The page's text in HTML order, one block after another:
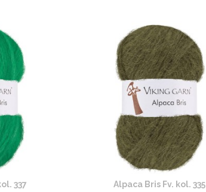
337 Alpaca Bris Fv. kol. 335